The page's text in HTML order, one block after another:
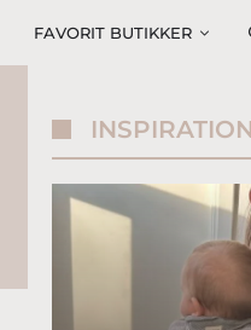
FAVORIT BUTIKKER
INSPIRATION